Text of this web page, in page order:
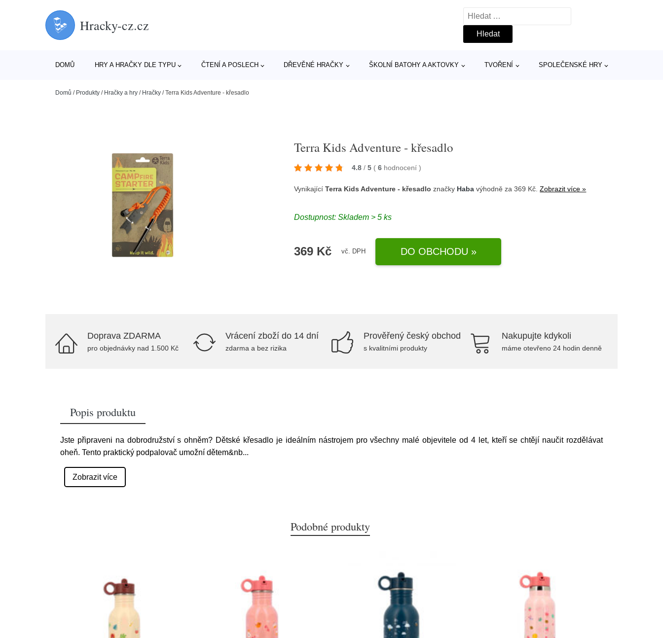
Hracky-cz.cz
Vyhledávání
DOMŮ HRY A HRAČKY DLE TYPU ČTENÍ A POSLECH DŘEVĚNÉ HRAČKY ŠKOLNÍ BATOHY A AKTOVKY TVOŘENÍ SPOLEČENSKÉ HRY
Domů / Produkty / Hračky a hry / Hračky /Terra Kids Adventure - křesadlo
Terra Kids Adventure - křesadlo
4.8 / 5 ( 6 hodnocení)
VynikajícíTerra Kids Adventure - křesadlo značky Haba výhodně za 369 Kč.Zobrazit více »
Dostupnost: Skladem > 5 ks
369 Kč vč. DPH DO OBCHODU »
Doprava ZDARMA
pro objednávky nad 1.500 Kč
Vrácení zboží do 14 dní
zdarma a bez rizika
Prověřený český obchod
s kvalitními produkty
Nakupujte kdykoli
máme otevřeno 24 hodin denně
Popis produktu
Jste připraveni na dobrodružství s ohněm? Dětské křesadlo je ideálním nástrojem pro všechny malé objevitele od 4 let, kteří se chtějí naučit rozdělávat
oheň. Tento praktický podpalovač umožní dětem&nb...
Zobrazit více
Podobné produkty